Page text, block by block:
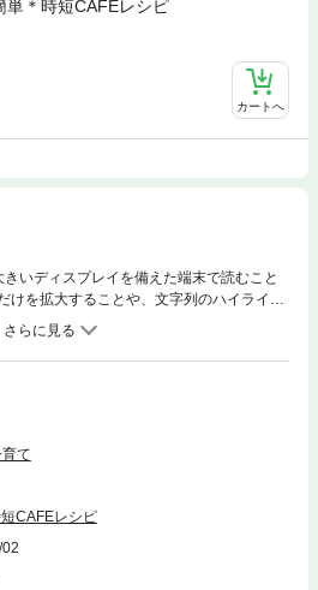
単＊時短CAFEレシピ
カートへ
いディスプレイを備えた端末で読むこと
けを拡大することや、文字列のハイライ
どの機能が使用できません。おうちで作れ
永久保存版!月間300万アクセスの人気ブロ
れたレシピを集めた増補改訂版。人気ブロ
る簡単、おいしいレシピが満載! 定番お
の31CAFEレシピ』『Mizukiの31CAFEレ
たものです。
て
CAFEレシピ